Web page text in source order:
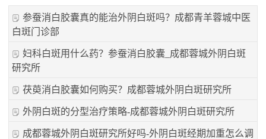
参蚕消白胶囊真的能治外阴白斑吗？成都青羊蓉城中医
白斑门诊部
妇科白斑用什么药？参蚕消白胶囊_成都蓉城外阴白斑
研究所
茯萸消白胶囊如何购买？成都蓉城外阴白斑研究所
外阴白斑的分型治疗策略-成都蓉城外阴白斑研究所
成都蓉城外阴白斑研究所好吗-外阴白斑经期加重怎么调